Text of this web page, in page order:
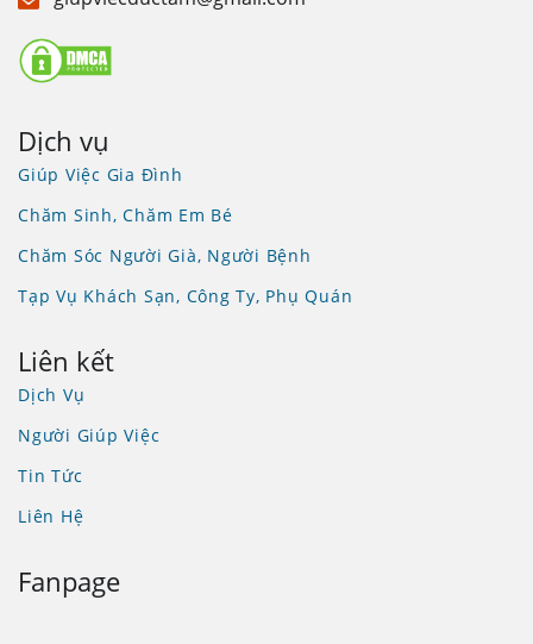
Dịch vụ
Giúp Việc Gia Đình
Chăm Sinh, Chăm Em Bé
Chăm Sóc Người Già, Người Bệnh
Tạp Vụ Khách Sạn, Công Ty, Phụ Quán
Liên kết
Dịch Vụ
Người Giúp Việc
Tin Tức
Liên Hệ
Fanpage